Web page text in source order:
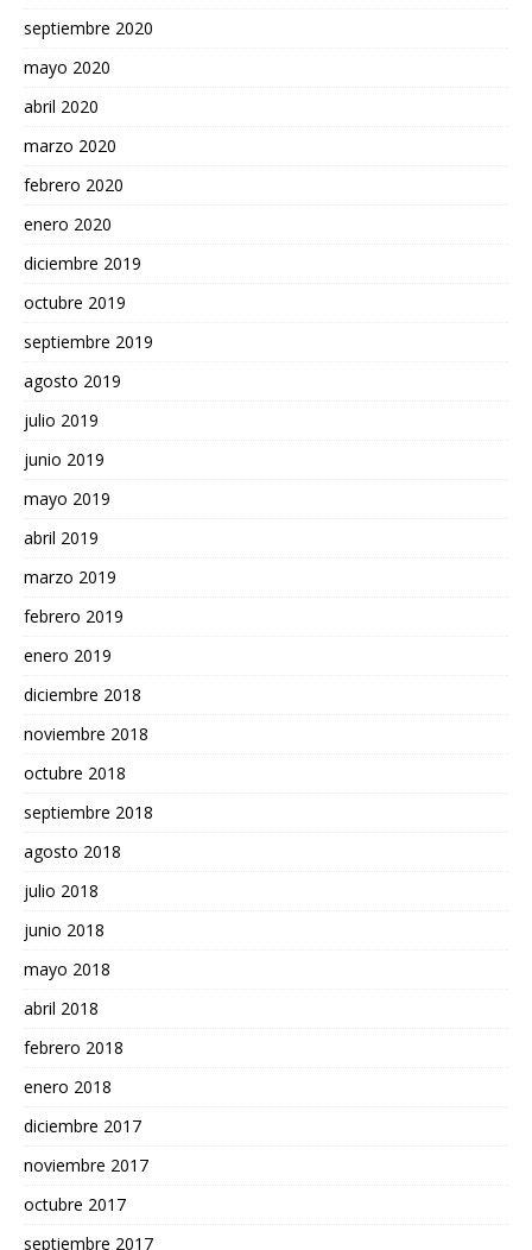
septiembre 2020
mayo 2020
abril 2020
marzo 2020
febrero 2020
enero 2020
diciembre 2019
octubre 2019
septiembre 2019
agosto 2019
julio 2019
junio 2019
mayo 2019
abril 2019
marzo 2019
febrero 2019
enero 2019
diciembre 2018
noviembre 2018
octubre 2018
septiembre 2018
agosto 2018
julio 2018
junio 2018
mayo 2018
abril 2018
febrero 2018
enero 2018
diciembre 2017
noviembre 2017
octubre 2017
septiembre 2017